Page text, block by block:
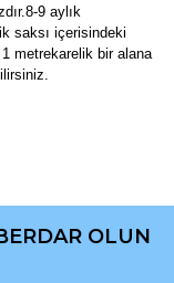
9 aylık
saksı içerisindeki
1 metrekarelik bir alana
öneri formunu
OLUN